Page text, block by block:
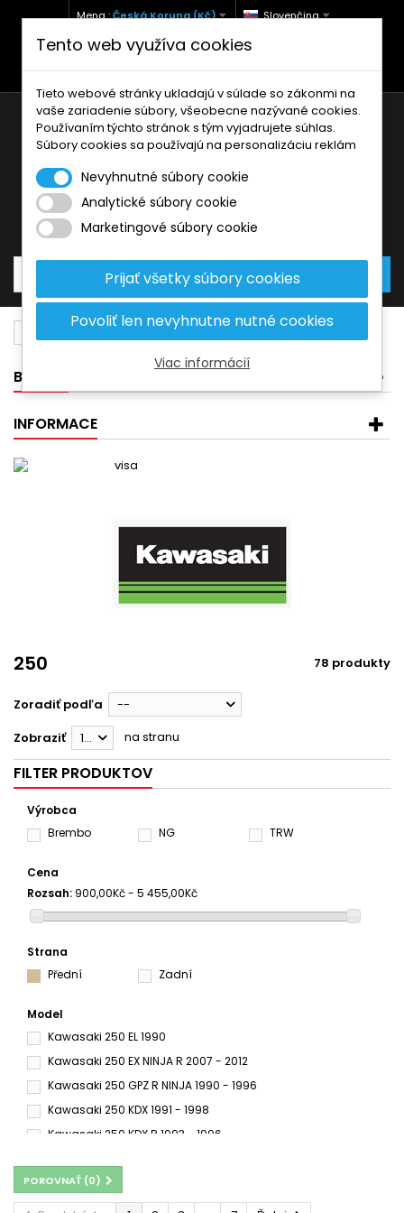
Mena :Česká Koruna (Kč) Slovenčina
+420 771 127 977 (Po-Pá, 9-12 a 13-17)
Košík0Produkty
BANNER
INFORMACE
250 78 produkty
Zoradiť podľa
--
Zobraziť
12 na stranu
FILTER PRODUKTOV
Výrobca
Brembo
NG TRW
Cena
Rozsah: 900,00Kč - 5 455,00Kč
Strana
Přední
Zadní
Model
Kawasaki 250 EL 1990
Kawasaki 250 EX NINJA R 2007 - 2012
Kawasaki 250 GPZ R NINJA 1990 - 1996
Kawasaki 250 KDX 1991 - 1998
Kawasaki 250 KDX R 1993 - 1996
Kawasaki 250 KDX SR 1992 - 1994
Kawasaki 250 KLR 1984 - 2000
POROVNAŤ (0)
Tento web využíva cookies
Tieto webové stránky ukladajú v súlade so zákonmi na
vaše zariadenie súbory, všeobecne nazývané cookies.
Používaním týchto stránok s tým vyjadrujete súhlas.
Súbory cookies sa používajú na personalizáciu reklám
Nevyhnutné súbory cookie
Analytické súbory cookie
Marketingové súbory cookie
Prijať všetky súbory cookies
Povoliť len nevyhnutne nutné cookies
Viac informácií